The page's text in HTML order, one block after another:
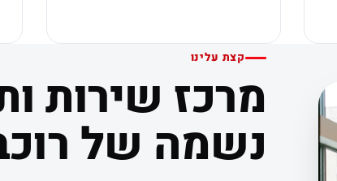
קצת עלינו
מרכז שירות
נשמה של